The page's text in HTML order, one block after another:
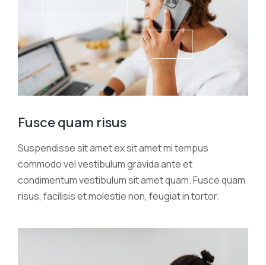
Fusce quam risus
Suspendisse sit amet ex sit amet mi tempus
commodo vel vestibulum gravida ante et
condimentum vestibulum sit amet quam. Fusce quam
risus, facilisis et molestie non, feugiat in tortor.